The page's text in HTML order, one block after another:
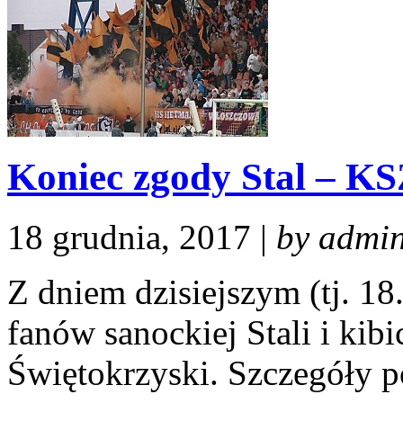
Koniec zgody Stal –
18 grudnia, 2017 | by
Z dniem dzisiejszym (tj.
fanów sanockiej Stali i
Świętokrzyski. Szczegóły